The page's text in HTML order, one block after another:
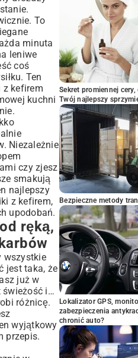
To
minuta
leniwe
coś
Ten
z kefirem
kuchni
Niezależnie
czy zjesz
smakują
najlepszy
z kefirem,
upodobań.
ręką,
wszystkie
jest taka, że
już w
świeżość i…
różnicę.
wyjątkowy
przepis.
Sekret promiennej
Twój najlepszy
Bezpieczne metody
Lokalizator GPS,
zabezpieczenia
chronić auto?